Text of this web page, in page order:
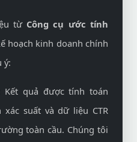
từ Công cụ ước tính
hoạch kinh doanh chính
ý:
Kết quả được tính toán
suất và dữ liệu CTR
toàn cầu. Chúng tôi